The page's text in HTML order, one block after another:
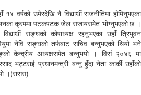
वर्षको उमेरदेखि नै विद्यार्थी राजनीतिमा होमिनुभएका
क्रममा पटकपटक जेल सजायसमेत भोग्नुभएको छ ।
विद्यार्थी सङ्घको कोषाध्यक्ष रहनुभएका उहाँ त्रिभुवन
नेवि सङ्घको तर्फबाट सचिव बन्नुभएको थियो भने
केन्द्रीय अध्यक्षसमेत बन्नुभयो । विसं २०४६ मा
भट्टराई प्रधानमन्त्री बन्नु हुँदा नेता कार्की उहाँको
।(रासस)